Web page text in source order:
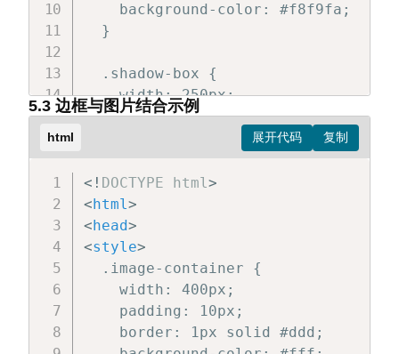
style>
head
div class= box solid-box
<div class="box dashed-box">虚线边
<div class="box dotted-box">点线边
box mixed-box">双线边框
</body>
</ html>
    background-color: #f8f9fa;
  }
  .shadow-box {
    width: 250px;
    padding: 20px;
    margin-top: 20px;
    border-left: 8px solid #e74c3c;
    background-color: #fff;
box-shadow: 2px 2px 5px
</style
head>
body>
div class " highlight-box
    此元素只有上下边框，突出显示内容区域。
5.3 边框与图片结合示例
html
<! DOCTYPE html>
< html>
< head>
<style>
  .image-container {
    width: 400px;
    padding: 10px;
    border: 1px solid #ddd;